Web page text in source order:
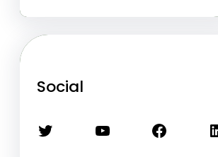
Social
Twitter YouTube Facebook LinkedIn